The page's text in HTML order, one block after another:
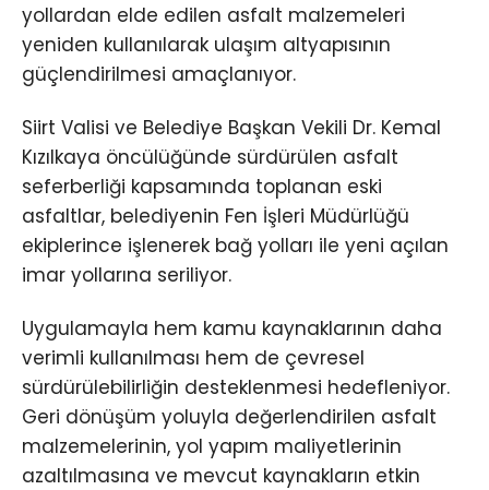
yollardan elde edilen asfalt malzemeleri
yeniden kullanılarak ulaşım altyapısının
güçlendirilmesi amaçlanıyor.
Siirt Valisi ve Belediye Başkan Vekili Dr. Kemal
Kızılkaya öncülüğünde sürdürülen asfalt
seferberliği kapsamında toplanan eski
asfaltlar, belediyenin Fen İşleri Müdürlüğü
ekiplerince işlenerek bağ yolları ile yeni açılan
imar yollarına seriliyor.
Uygulamayla hem kamu kaynaklarının daha
verimli kullanılması hem de çevresel
sürdürülebilirliğin desteklenmesi hedefleniyor.
Geri dönüşüm yoluyla değerlendirilen asfalt
malzemelerinin, yol yapım maliyetlerinin
azaltılmasına ve mevcut kaynakların etkin